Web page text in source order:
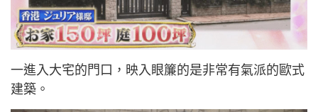
一進入大宅的門口，映入眼簾的是非常有氣派的歐式
建築。